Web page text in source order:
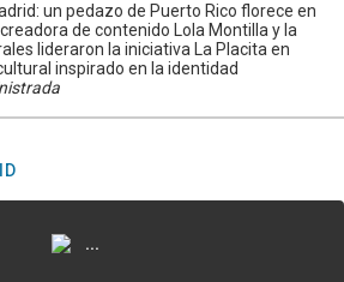
un pedazo de Puerto Rico florece en
de contenido Lola Montilla y la
lideraron la iniciativa La Placita en
inspirado en la identidad
...